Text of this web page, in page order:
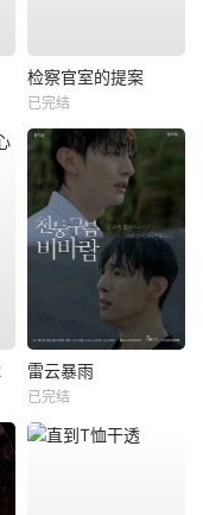
检察官室的提案
已完结
雷云暴雨
已完结